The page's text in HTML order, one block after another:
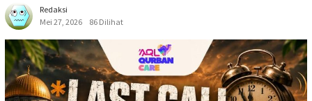
Redaksi
Mei 27, 2026
86 Dilihat